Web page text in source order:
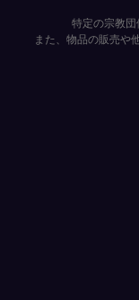
特定の宗教団
また、物品の販売や